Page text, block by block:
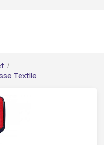
/
Textile